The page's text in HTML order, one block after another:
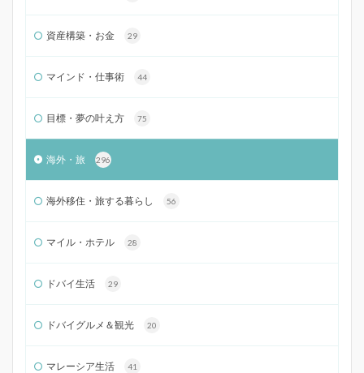
資産構築・お金 29
マインド・仕事術 44
目標・夢の叶え方 75
海外・旅 296
海外移住・旅する暮らし 56
マイル・ホテル 28
ドバイ生活 29
ドバイグルメ＆観光 20
マレーシア生活 41